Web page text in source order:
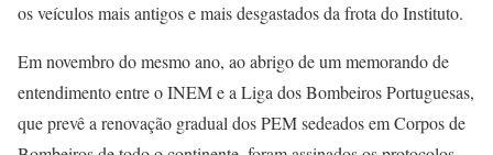
os veículos mais antigos e mais desgastados da frota do Instituto.
Em novembro do mesmo ano, ao abrigo de um memorando de
entendimento entre o INEM e a Liga dos Bombeiros Portuguesas,
que prevê a renovação gradual dos PEM sedeados em Corpos de